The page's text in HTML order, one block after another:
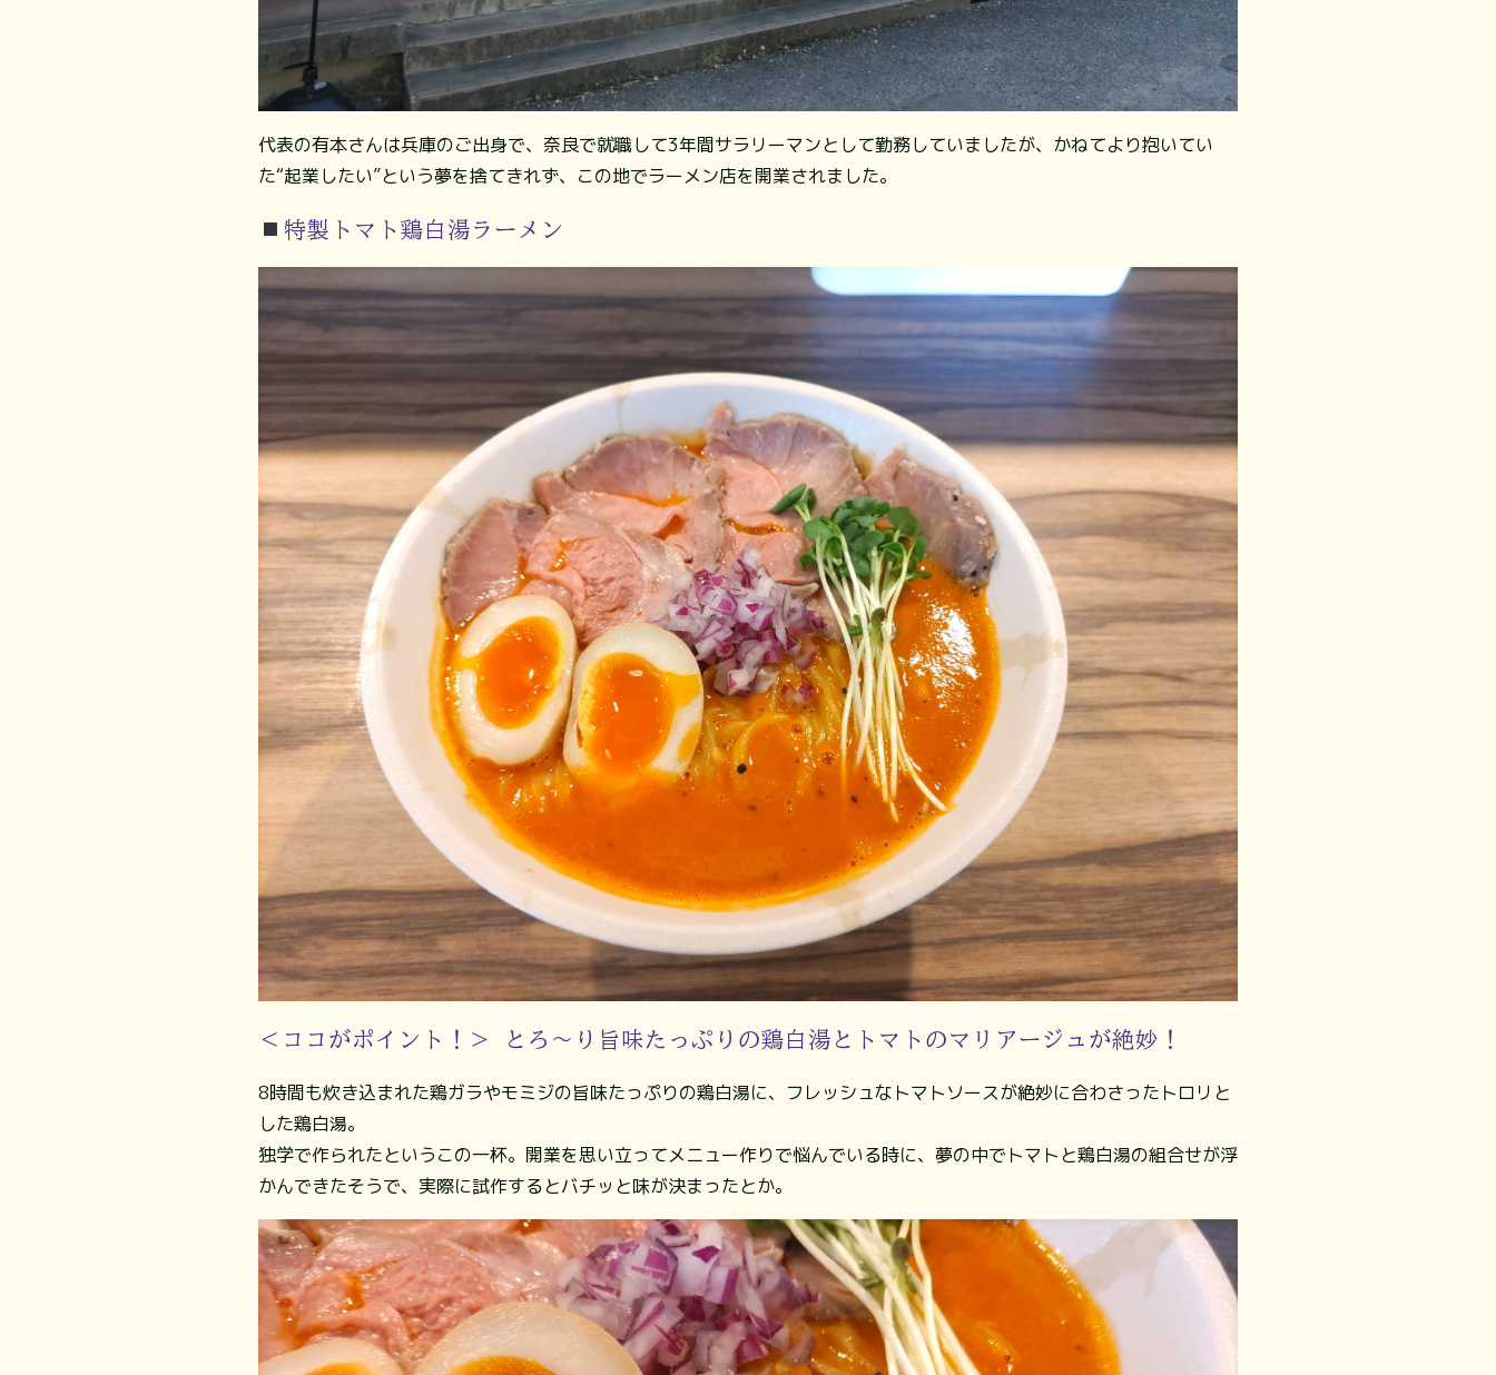
代表の有本さんは兵庫のご出身で、奈良で就職して3年間サラリーマンとして勤務していましたが、かねてより抱いてい
た“起業したい”という夢を捨てきれず、この地でラーメン店を開業されました。
特製トマト鶏白湯ラーメン
＜ココがポイント！＞ とろ～り旨味たっぷりの鶏白湯とトマトのマリアージュが絶妙！
8時間も炊き込まれた鶏ガラやモミジの旨味たっぷりの鶏白湯に、フレッシュなトマトソースが絶妙に合わさったトロリと
した鶏白湯。
独学で作られたというこの一杯。開業を思い立ってメニュー作りで悩んでいる時に、夢の中でトマトと鶏白湯の組合せが浮
かんできたそうで、実際に試作するとバチッと味が決まったとか。